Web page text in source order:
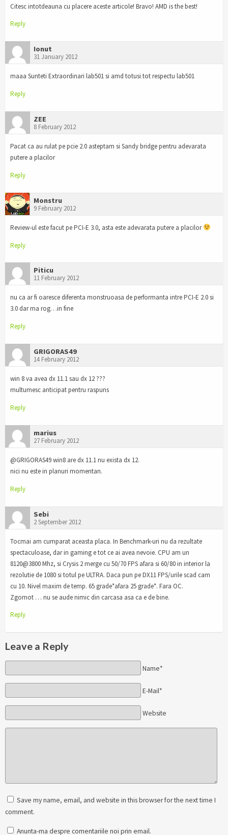
Citesc intotdeauna cu placere aceste articole! Bravo! AMD is the best!
Reply
Ionut
31 January 2012
maaa Sunteti Extraordinari lab501 si amd totusi tot respectu lab501
Reply
ZEE
8 February 2012
Pacat ca au rulat pe pcie 2.0 asteptam si Sandy bridge pentru adevarata
putere a placilor
Reply
Monstru
9 February 2012
Review-ul este facut pe PCI-E 3.0, asta este adevarata putere a placilor
Reply
Piticu
11 February 2012
nu ca ar fi oaresce diferenta monstruoasa de performanta intre PCI-E 2.0 si
3.0 dar ma rog…in fine
Reply
GRIGORAS49
14 February 2012
win 8 va avea dx 11.1 sau dx 12 ???
multumesc anticipat pentru raspuns
Reply
marius
27 February 2012
@GRIGORAS49 win8 are dx 11.1 nu exista dx 12.
nici nu este in planuri momentan.
Reply
Sebi
2 September 2012
Tocmai am cumparat aceasta placa. In Benchmark-uri nu da rezultate
spectaculoase, dar in gaming e tot ce ai avea nevoie. CPU am un
8120@3800 Mhz, si Crysis 2 merge cu 50/70 FPS afara si 60/80 in interior la
rezolutie de 1080 si totul pe ULTRA. Daca pun pe DX11 FPS/urile scad cam
cu 10. Nivel maxim de temp. 65 grade*afara 25 grade*. Fara OC.
Zgomot … nu se aude nimic din carcasa asa ca e de bine.
Reply
Leave a Reply
Name*
E-Mail*
Website
Save my name, email, and website in this browser for the next time I
comment.
Anunta-ma despre comentariile noi prin email.